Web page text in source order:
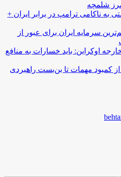
شلمچه
به ناکامی ترامپ در برابر ایران +
سرمایه ایران برای عبور از
اوکراین: باید خسارات به منافع
از کمبود مهمات تا بن‌بست راهبردی